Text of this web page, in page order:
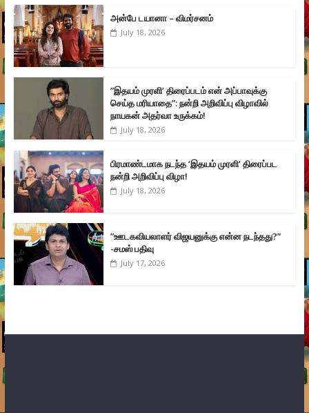
அன்பே டயானா – விமர்சனம்
July 18, 2026
”இதயம் முரளி’ திரைப்படம் என் அப்பாவுக்கு
செய்த மரியாதை”: நன்றி அறிவிப்பு விழாவில்
நாயகன் அதர்வா உருக்கம்!
July 18, 2026
பிரமாண்டமாக நடந்த ‘இதயம் முரளி’ திரைப்பட
நன்றி அறிவிப்பு விழா!
July 18, 2026
”ஊடகவியலாளர் விஜயனுக்கு என்ன நடந்தது?”
-சமஸ் பதிவு
July 17, 2026